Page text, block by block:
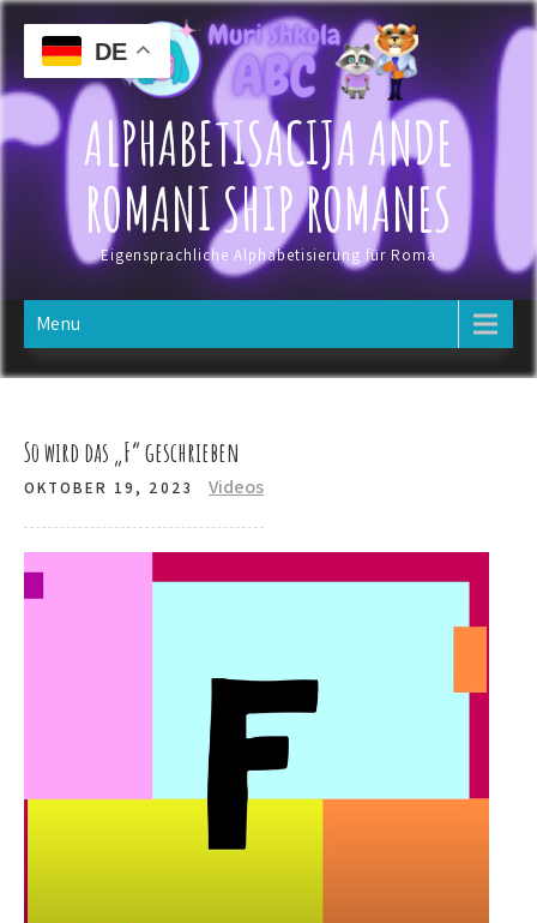
Skip
content
ALPHABETISACIJA ANDE
ROMANI SHIP ROMANES
Eigensprachliche Alphabetisierung für Roma
Menu
So wird das „F“ geschrieben
OKTOBER 19, 2023 Videos
DE